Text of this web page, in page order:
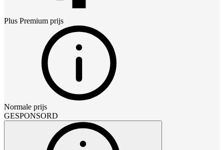
Plus Premium prijs
Normale prijs
GESPONSORD